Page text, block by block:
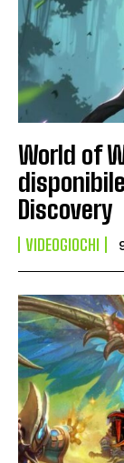
World of
Discovery
VIDEOGIOCHI